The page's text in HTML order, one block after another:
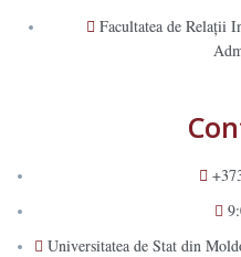
Facultatea de Relaţii
Universitatea de Stat din